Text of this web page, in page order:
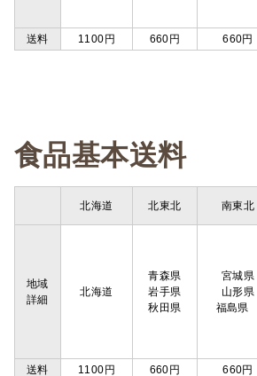
送料
1100円 660円 660円
食品基本送
北海道 北東北 南東北
地域
詳細
北海道
青森県
岩手県
秋田県
宮城県
山形県
福島県
送料
1100円 660円 660円